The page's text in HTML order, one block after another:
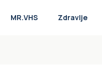
MR.VHS Zdravlje